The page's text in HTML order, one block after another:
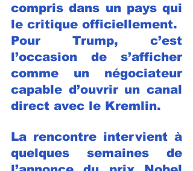
compris dans un pays qui
le critique officiellement.
Pour Trump, c’est
l’occasion de s’afficher
comme un négociateur
capable d’ouvrir un canal
direct avec le Kremlin.
La rencontre intervient à
quelques semaines de